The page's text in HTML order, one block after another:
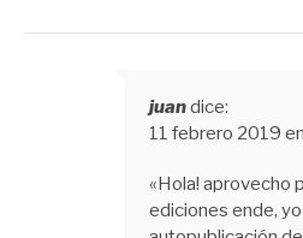
juandice:
11 febrero 2019
«Hola! aprovecho
ediciones ende,